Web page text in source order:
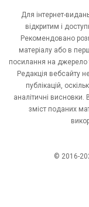
Для інтернет-
відкритим і
Рекомендовано
матеріалу або в
посилання на джерело
Редакція вебсайту
публікацій,
аналітичні висновки.
зміст поданих
© 2016-